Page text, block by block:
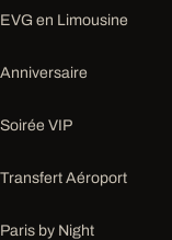
EVG en Limousine
Anniversaire
Soirée VIP
Transfert Aéroport
Paris by Night